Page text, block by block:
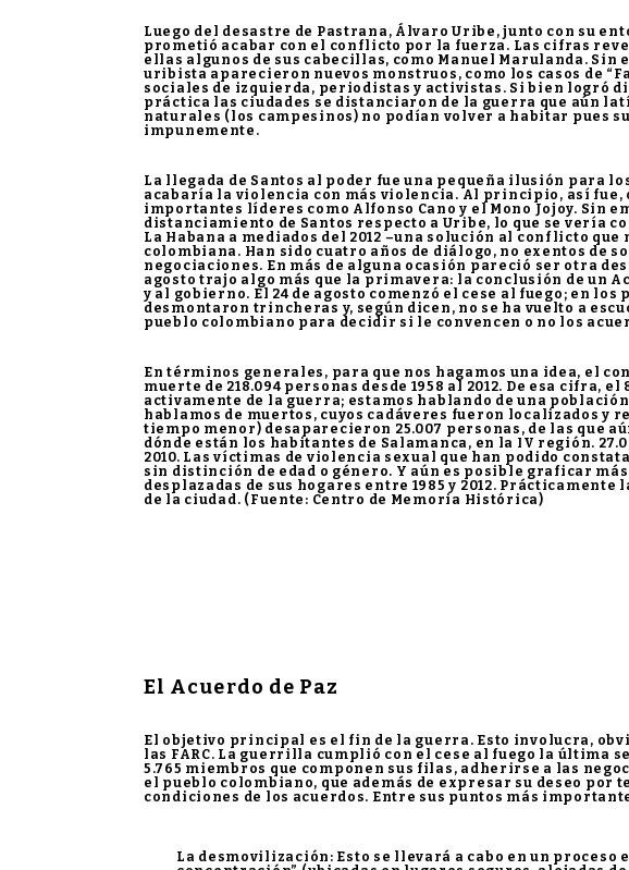
Luego del desastre de Pastrana, Álvaro Uribe, junto con su
prometió acabar con el conflicto por la fuerza. Las cifras
ellas algunos de sus cabecillas, como Manuel Marulanda.
uribista aparecieron nuevos monstruos, como los casos de
sociales de izquierda, periodistas y activistas. Si bien logró
práctica las ciudades se distanciaron de la guerra que aún
naturales (los campesinos) no podían volver a habitar pues
impunemente.
La llegada de Santos al poder fue una pequeña ilusión para
acabaría la violencia con más violencia. Al principio, así
importantes líderes como Alfonso Cano y el Mono Jojoy. Sin
distanciamiento de Santos respecto a Uribe, lo que se vería
La Habana a mediados del 2012 –una solución al conflicto
colombiana. Han sido cuatro años de diálogo, no exentos de
negociaciones. En más de alguna ocasión pareció ser otra
agosto trajo algo más que la primavera: la conclusión de un
y al gobierno. El 24 de agosto comenzó el cese al fuego; en
desmontaron trincheras y, según dicen, no se ha vuelto a
pueblo colombiano para decidir si le convencen o no los
En términos generales, para que nos hagamos una idea, el
muerte de 218.094 personas desde 1958 al 2012. De esa cifra,
activamente de la guerra; estamos hablando de una
hablamos de muertos, cuyos cadáveres fueron localizados y
tiempo menor) desaparecieron 25.007 personas, de las que
dónde están los habitantes de Salamanca, en la IV región.
2010. Las víctimas de violencia sexual que han podido
sin distinción de edad o género. Y aún es posible graficar
desplazadas de sus hogares entre 1985 y 2012.
de la ciudad. (Fuente: Centro de Memoria Histórica)
El Acuerdo de Paz
El objetivo principal es el fin de la guerra. Esto involucra,
las FARC. La guerrilla cumplió con el cese al fuego la última
5.765 miembros que componen sus filas, adherirse a las
el pueblo colombiano, que además de expresar su deseo
condiciones de los acuerdos. Entre sus puntos más
La desmovilización : Esto se llevará a cabo en un proceso